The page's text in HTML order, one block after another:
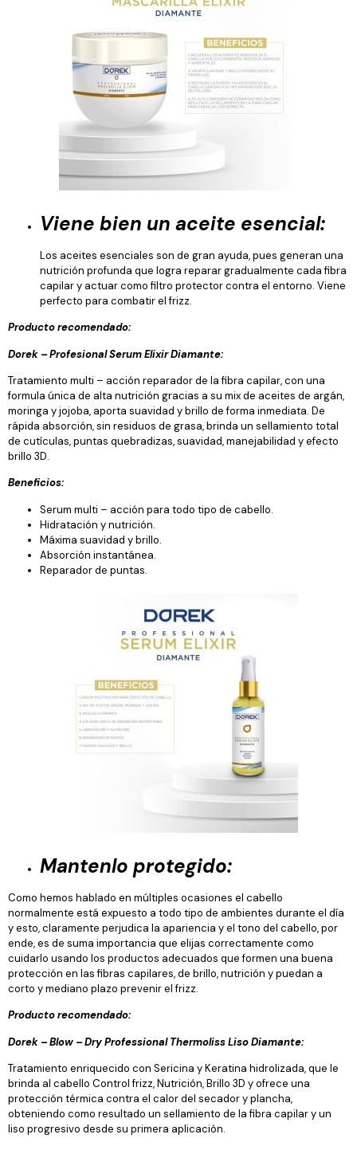
Viene bien un aceite esencial:
Los aceites esenciales son de gran ayuda, pues generan una
nutrición profunda que logra reparar gradualmente cada fibra
capilar y actuar como filtro protector contra el entorno. Viene
perfecto para combatir el frizz.
Producto recomendado:
Dorek – Profesional Serum Elixir Diamante:
Tratamiento multi – acción reparador de la fibra capilar, con una
formula única de alta nutrición gracias a su mix de aceites de argán,
moringa y jojoba, aporta suavidad y brillo de forma inmediata. De
rápida absorción, sin residuos de grasa, brinda un sellamiento total
de cutículas, puntas quebradizas, suavidad, manejabilidad y efecto
brillo 3D.
Beneficios:
Serum multi – acción para todo tipo de cabello.
Hidratación y nutrición.
Máxima suavidad y brillo.
Absorción instantánea.
Reparador de puntas.
Mantenlo protegido:
Como hemos hablado en múltiples ocasiones el cabello
normalmente está expuesto a todo tipo de ambientes durante el día
y esto, claramente perjudica la apariencia y el tono del cabello, por
ende, es de suma importancia que elijas correctamente como
cuidarlo usando los productos adecuados que formen una buena
protección en las fibras capilares, de brillo, nutrición y puedan a
corto y mediano plazo prevenir el frizz.
Producto recomendado:
Dorek – Blow – Dry Professional Thermoliss Liso Diamante:
Tratamiento enriquecido con Sericina y Keratina hidrolizada, que le
brinda al cabello Control frizz, Nutrición, Brillo 3D y ofrece una
protección térmica contra el calor del secador y plancha,
obteniendo como resultado un sellamiento de la fibra capilar y un
liso progresivo desde su primera aplicación.